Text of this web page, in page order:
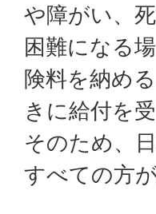
や障がい、
困難になる
険料を納め
きに給付を
そのため、
すべての方